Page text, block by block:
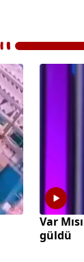
Var
güldü